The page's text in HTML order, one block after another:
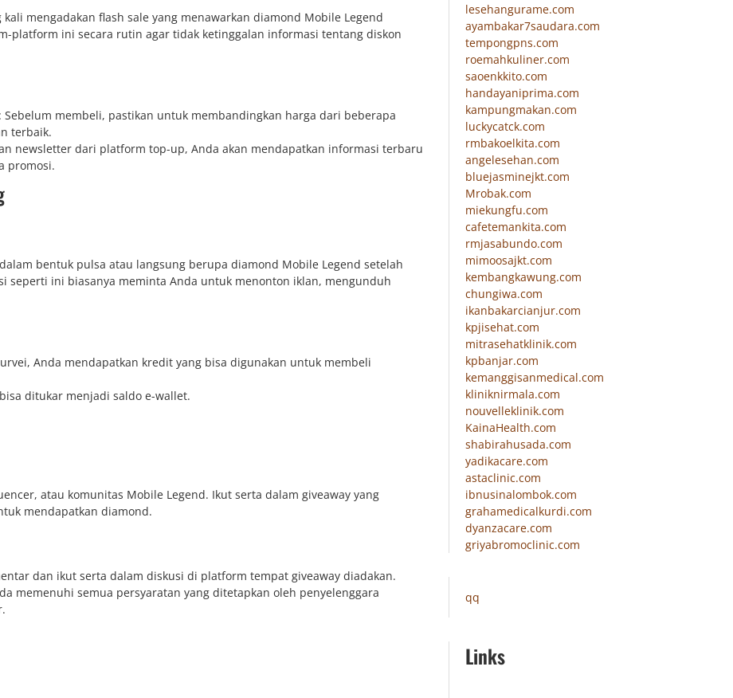
mengadakan flash sale yang menawarkan diamond Mobile Legend
platform ini secara rutin agar tidak ketinggalan informasi tentang diskon
: Sebelum membeli, pastikan untuk membandingkan harga dari beberapa
terbaik.
newsletter dari platform top-up, Anda akan mendapatkan informasi terbaru
promosi.
bentuk pulsa atau langsung berupa diamond Mobile Legend setelah
seperti ini biasanya meminta Anda untuk menonton iklan, mengunduh
Anda mendapatkan kredit yang bisa digunakan untuk membeli
ditukar menjadi saldo e-wallet.
atau komunitas Mobile Legend. Ikut serta dalam giveaway yang
mendapatkan diamond.
dan ikut serta dalam diskusi di platform tempat giveaway diadakan.
memenuhi semua persyaratan yang ditetapkan oleh penyelenggara
lesehangurame.com
ayambakar7saudara.com
tempongpns.com
roemahkuliner.com
saoenkkito.com
handayaniprima.com
kampungmakan.com
luckycatck.com
rmbakoelkita.com
angelesehan.com
bluejasminejkt.com
Mrobak.com
miekungfu.com
cafetemankita.com
rmjasabundo.com
mimoosajkt.com
kembangkawung.com
chungiwa.com
ikanbakarcianjur.com
kpjisehat.com
mitrasehatklinik.com
kpbanjar.com
kemanggisanmedical.com
kliniknirmala.com
nouvelleklinik.com
KainaHealth.com
shabirahusada.com
yadikacare.com
astaclinic.com
ibnusinalombok.com
grahamedicalkurdi.com
dyanzacare.com
griyabromoclinic.com
qq
Links